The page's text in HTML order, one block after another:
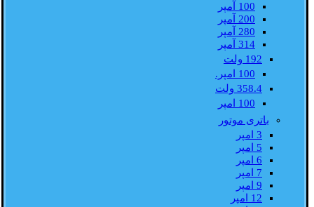
100 آمپر
200 آمپر
280 آمپر
314 آمپر
192 ولت
100 امپر.
358.4 ولت
100 امپر
باتری موتور
3 امپر
5 امپر
6 امپر
7 امپر
9 امپر
12 امپر